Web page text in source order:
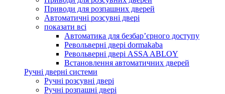
Приводи для розпашних дверей
Автоматичні розсувні двері
показати всі
Автоматика для безбар’єрного доступу
Револьверні двері dormakaba
Револьверні двері ASSA ABLOY
Встановлення автоматичних дверей
Ручні дверні системи
Ручні розсувні двері
Ручні розпашні двері